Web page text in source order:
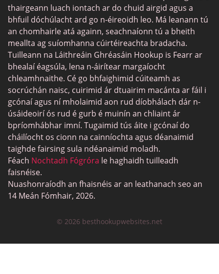
thairgeann luach iontach ar do chuid airgid agus a
bhfuil dóchúlacht ard go n-éireoidh leo. Má leanann tú
an chomhairle atá againn, seachnaíonn tú a bheith
meallta ag suíomhanna cúirtéireachta bradacha.
Tuilleann na Láithreáin Ghréasáin Hookup is Fearr ar
bhealaí éagsúla, lena n-áirítear margaíocht
chleamhnaithe. Cé go bhfaighimid cúiteamh as
socrúchán naisc, cuirimid ár dtuairim macánta ar fáil i
gcónaí agus ní mholaimid aon rud díobhálach dár n-
úsáideoirí ós rud é gurb é muinín an chliaint ár
bpríomhábhar imní. Tugaimid tús áite i gcónaí do
cháilíocht os cionn na cainníochta agus déanaimid
taighde fairsing sula ndéanaimid moladh.
Féach Nochtadh Fógróra le haghaidh tuilleadh
faisnéise.
Nuashonraíodh an fhaisnéis ar an leathanach seo an
14 Meán Fómhair, 2026.
© 2026 besthookupwebsites.net